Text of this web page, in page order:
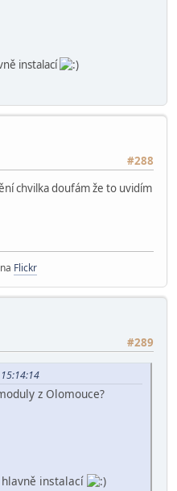
instalací
#288
chvilka doufám že to uvidím
Flickr
#289
z Olomouce?
instalací